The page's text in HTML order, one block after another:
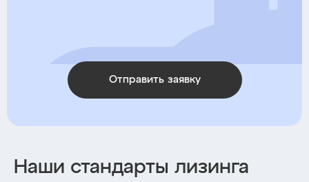
Отправить заявку
Наши стандарты лизинга